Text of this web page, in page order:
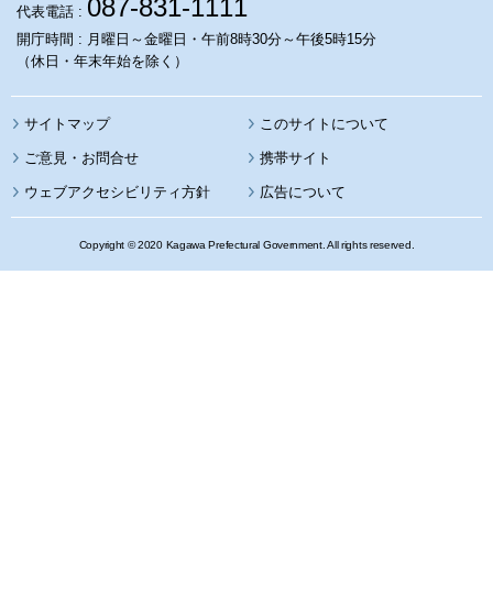
代表電話 : 087-831-1111
開庁時間 : 月曜日～金曜日・午前8時30分～午後5時15分
（休日・年末年始を除く）
サイトマップ このサイトについて
携帯サイト
ウェブアクセシビリティ方針 広告について
Copyright © 2020 Kagawa Prefectural Government. All rights reserved.